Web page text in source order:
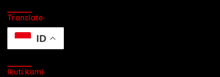
Translate
ID
Ikuti kami